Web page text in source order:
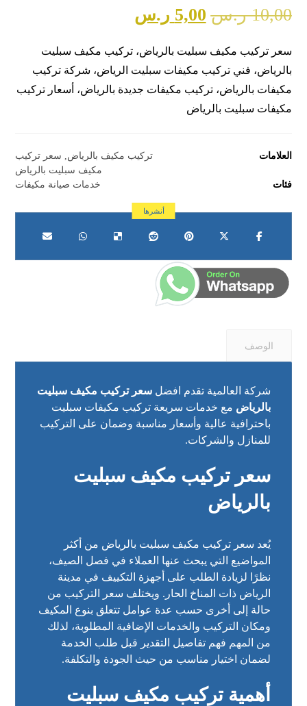
10,00 ر.س 5,00 ر.س
سعر تركيب مكيف سبليت بالرياض، تركيب مكيف سبليت
بالرياض، فني تركيب مكيفات سبليت الرياض، شركة تركيب
مكيفات بالرياض، تركيب مكيفات جديدة بالرياض، أسعار تركيب
مكيفات سبليت بالرياض
العلامات تركيب مكيف بالرياض
سعر تركيب
مكيف سبليت بالرياض
فئات
خدمات صيانة مكيفات
الوصف
شركة العالمية تقدم افضلسعر تركيب مكيف سبليت
بالرياض مع خدمات سريعة تركيب مكيفات سبليت
باحترافية عالية وأسعار مناسبة وضمان على التركيب
للمنازل والشركات.
سعر تركيب مكيف سبليت
بالرياض
يُعد سعر تركيب مكيف سبليت بالرياض من أكثر
المواضيع التي يبحث عنها العملاء في فصل الصيف،
نظرًا لزيادة الطلب على أجهزة التكييف في مدينة
الرياض ذات المناخ الحار. ويختلف سعر التركيب من
حالة إلى أخرى حسب عدة عوامل تتعلق بنوع المكيف
ومكان التركيب والخدمات الإضافية المطلوبة، لذلك
من المهم فهم تفاصيل التقدير قبل طلب الخدمة
لضمان اختيار مناسب من حيث الجودة والتكلفة.
أهمية تركيب مكيف سبليت